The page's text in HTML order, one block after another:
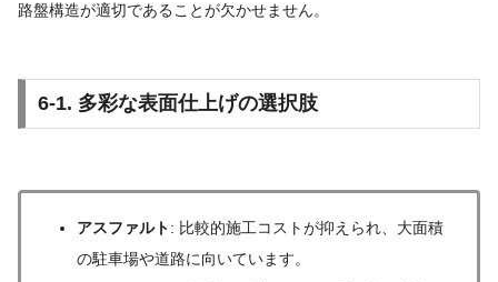
路盤構造が適切であることが欠かせません。
6-1. 多彩な表面仕上げの選択肢
アスファルト: 比較的施工コストが抑えられ、大面積
の駐車場や道路に向いています。